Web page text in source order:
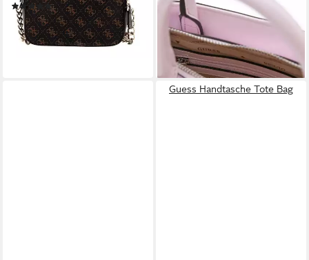
(1)
84,00 € UVP 120,00 €
-30%
lieferbar - in 2-3 Werktagen bei dir
113,05 € UVP135,00 €
-16%
lieferbar - in 2-3 Werktagen bei dir
Guess Handtasche Tote Bag